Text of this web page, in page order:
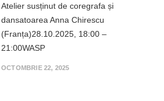
Atelier susținut de coregrafa și
dansatoarea Anna Chirescu
(Franța)28.10.2025, 18:00 –
21:00WASP
OCTOMBRIE 22, 2025